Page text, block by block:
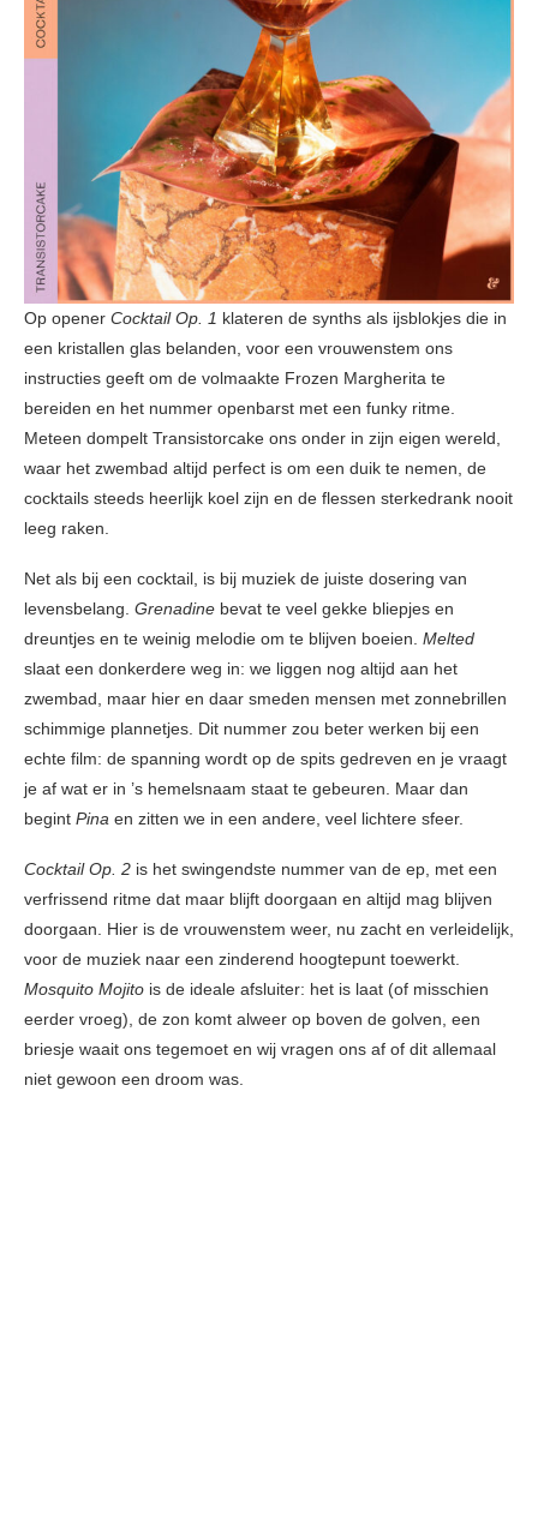
Op opener Cocktail Op. 1 klateren de synths als ijsblokjes die in
een kristallen glas belanden, voor een vrouwenstem ons
instructies geeft om de volmaakte Frozen Margherita te
bereiden en het nummer openbarst met een funky ritme.
Meteen dompelt Transistorcake ons onder in zijn eigen wereld,
waar het zwembad altijd perfect is om een duik te nemen, de
cocktails steeds heerlijk koel zijn en de flessen sterkedrank nooit
leeg raken.
Net als bij een cocktail, is bij muziek de juiste dosering van
levensbelang. Grenadine bevat te veel gekke bliepjes en
dreuntjes en te weinig melodie om te blijven boeien. Melted
slaat een donkerdere weg in: we liggen nog altijd aan het
zwembad, maar hier en daar smeden mensen met zonnebrillen
schimmige plannetjes. Dit nummer zou beter werken bij een
echte film: de spanning wordt op de spits gedreven en je vraagt
je af wat er in ’s hemelsnaam staat te gebeuren. Maar dan
begint Pina en zitten we in een andere, veel lichtere sfeer.
Cocktail Op. 2 is het swingendste nummer van de ep, met een
verfrissend ritme dat maar blijft doorgaan en altijd mag blijven
doorgaan. Hier is de vrouwenstem weer, nu zacht en verleidelijk,
voor de muziek naar een zinderend hoogtepunt toewerkt.
Mosquito Mojito is de ideale afsluiter: het is laat (of misschien
eerder vroeg), de zon komt alweer op boven de golven, een
briesje waait ons tegemoet en wij vragen ons af of dit allemaal
niet gewoon een droom was.